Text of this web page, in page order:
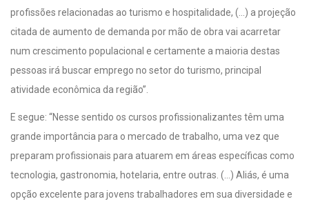
profissões relacionadas ao turismo e hospitalidade, (…) a projeção
citada de aumento de demanda por mão de obra vai acarretar
num crescimento populacional e certamente a maioria destas
pessoas irá buscar emprego no setor do turismo, principal
atividade econômica da região”.
E segue: “Nesse sentido os cursos profissionalizantes têm uma
grande importância para o mercado de trabalho, uma vez que
preparam profissionais para atuarem em áreas específicas como
tecnologia, gastronomia, hotelaria, entre outras. (…) Aliás, é uma
opção excelente para jovens trabalhadores em sua diversidade e